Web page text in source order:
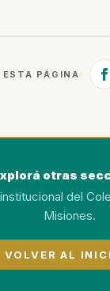
PÁGINA
otras
del
Misiones.
VOLVER AL